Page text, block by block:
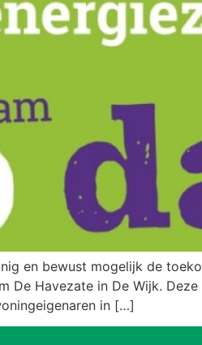
en bewust mogelijk de
De Havezate in De Wijk.
in […]